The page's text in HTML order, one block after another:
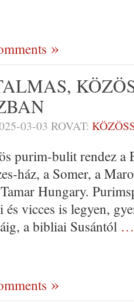
03-03 ROVAT:
purim-bulit rendez a
ház, a Somer, a
Hungary.
és vicces is legyen,
a bibliai Susántól …